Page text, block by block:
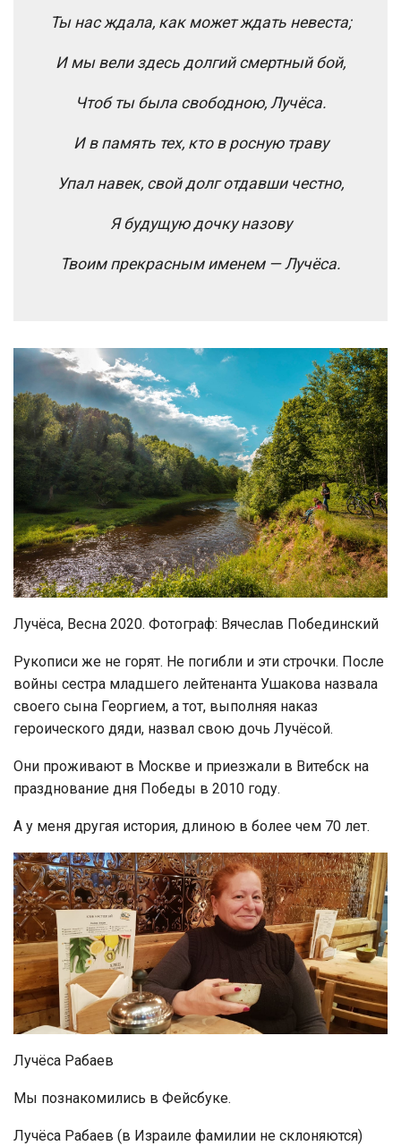
Ты нас ждала, как может ждать невеста;
И мы вели здесь долгий смертный бой,
Чтоб ты была свободною, Лучёса.
И в память тех, кто в росную траву
Упал навек, свой долг отдавши честно,
Я будущую дочку назову
Твоим прекрасным именем — Лучёса.
Лучёса, Весна 2020. Фотограф: Вячеслав Побединский
Рукописи же не горят. Не погибли и эти строчки. После
войны сестра младшего лейтенанта Ушакова назвала
своего сына Георгием, а тот, выполняя наказ
героического дяди, назвал свою дочь Лучёсой.
Они проживают в Москве и приезжали в Витебск на
празднование дня Победы в 2010 году.
А у меня другая история, длиною в более чем 70 лет.
Лучёса Рабаев
Мы познакомились в Фейсбуке.
Лучёса Рабаев (в Израиле фамилии не склоняются)